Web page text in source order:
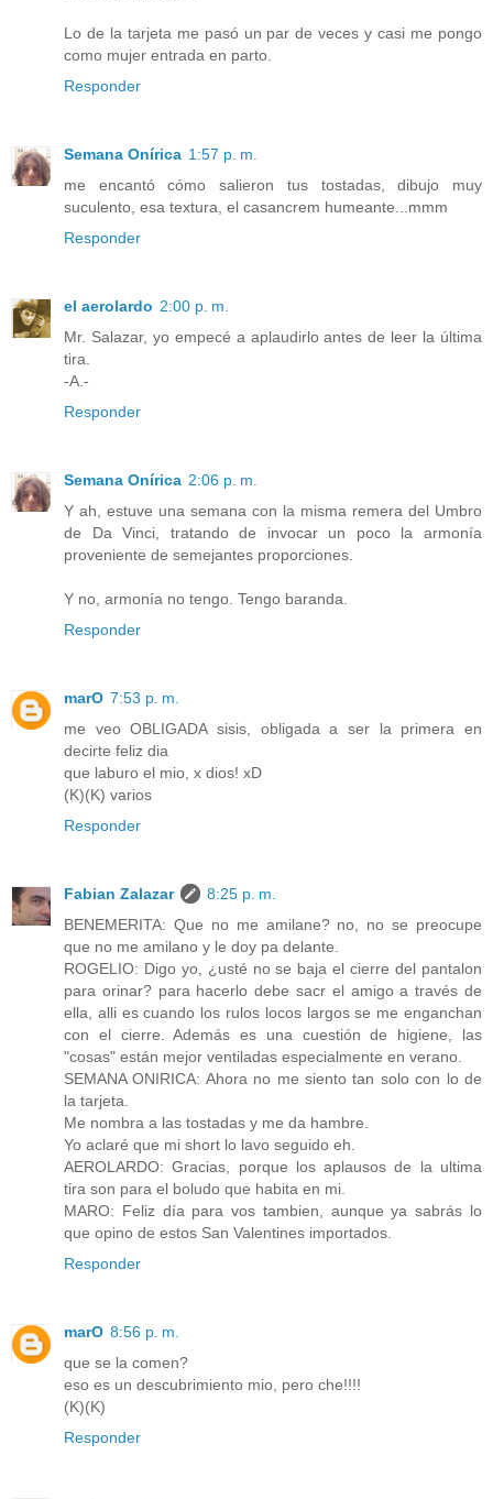
Lo de la tarjeta me pasó un par de veces y casi me pongo
como mujer entrada en parto.
Responder
Semana Onírica 1:57 p. m.
me encantó cómo salieron tus tostadas, dibujo muy
suculento, esa textura, el casancrem humeante...mmm
Responder
el aerolardo 2:00 p. m.
Mr. Salazar, yo empecé a aplaudirlo antes de leer la última
tira.
-A.-
Responder
Semana Onírica 2:06 p. m.
Y ah, estuve una semana con la misma remera del Umbro
de Da Vinci, tratando de invocar un poco la armonía
proveniente de semejantes proporciones.
Y no, armonía no tengo. Tengo baranda.
Responder
marO 7:53 p. m.
me veo OBLIGADA sisis, obligada a ser la primera en
decirte feliz dia
que laburo el mio, x dios! xD
(K)(K) varios
Responder
Fabian Zalazar
8:25 p. m.
BENEMERITA: Que no me amilane? no, no se preocupe
que no me amilano y le doy pa delante.
ROGELIO: Digo yo, ¿usté no se baja el cierre del pantalon
para orinar? para hacerlo debe sacr el amigo a través de
ella, alli es cuando los rulos locos largos se me enganchan
con el cierre. Además es una cuestión de higiene, las
"cosas" están mejor ventiladas especialmente en verano.
SEMANA ONIRICA: Ahora no me siento tan solo con lo de
la tarjeta.
Me nombra a las tostadas y me da hambre.
Yo aclaré que mi short lo lavo seguido eh.
AEROLARDO: Gracias, porque los aplausos de la ultima
tira son para el boludo que habita en mi.
MARO: Feliz día para vos tambien, aunque ya sabrás lo
que opino de estos San Valentines importados.
Responder
marO 8:56 p. m.
que se la comen?
eso es un descubrimiento mio, pero che!!!!
(K)(K)
Responder